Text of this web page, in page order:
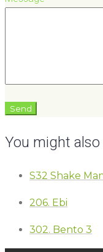
You might also
S32 Shake
206. Ebi
302. Bento 3